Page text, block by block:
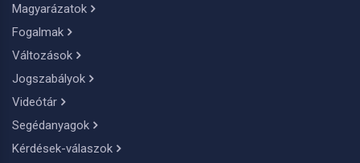
Magyarázatok
Fogalmak
Változások
Jogszabályok
Videótár
Segédanyagok
Kérdések-válaszok